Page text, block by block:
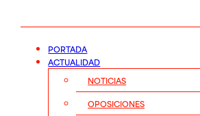
PORTADA
ACTUALIDAD
NOTICIAS
OPOSICIONES